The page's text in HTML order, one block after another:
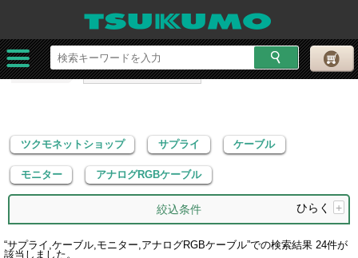
ツクモネットショップ サプライ
モニター
アナログRGBケーブル
ツクモネットショップ サプライ ケーブル
モニター アナログRGBケーブル
絞込条件 ひらく +
“サプライ,ケーブル,モニター,アナログRGBケーブル”での検索結果 24件が
該当しました。